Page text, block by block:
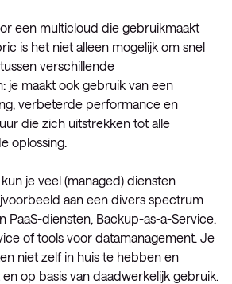
een multicloud die gebruikmaakt
is het niet alleen mogelijk om snel
verschillende
je maakt ook gebruik van een
verbeterde performance en
die zich uitstrekken tot alle
oplossing.
je veel (managed) diensten
aan een divers spectrum
PaaS-diensten, Backup-as-a-Service.
of tools voor datamanagement. Je
niet zelf in huis te hebben en
op basis van daadwerkelijk gebruik.